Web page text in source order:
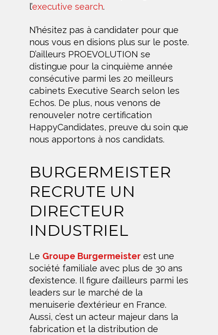
l’executive search.
N’hésitez pas à candidater pour que
nous vous en disions plus sur le poste.
D’ailleurs PROEVOLUTION se
distingue pour la cinquième année
consécutive parmi les 20 meilleurs
cabinets Executive Search selon les
Echos. De plus, nous venons de
renouveler notre certification
HappyCandidates, preuve du soin que
nous apportons à nos candidats.
BURGERMEISTER
RECRUTE UN
DIRECTEUR
INDUSTRIEL
Le Groupe Burgermeister est une
société familiale avec plus de 30 ans
d’existence. Il figure d’ailleurs parmi les
leaders sur le marché de la
menuiserie d’extérieur en France.
Aussi, c’est un acteur majeur dans la
fabrication et la distribution de